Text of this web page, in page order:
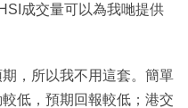
成交量可以為我哋提供
，所以我不用這套。簡單
低，預期回報較低；港交